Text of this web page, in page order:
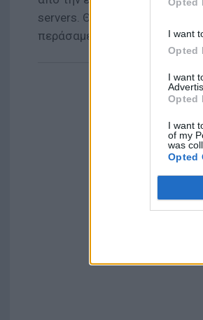
I want
Opted
I want
Opted
I want
of my
was
Opted
servers. Θα γράφει αυτό
περάσαμε ένα υπέροχο